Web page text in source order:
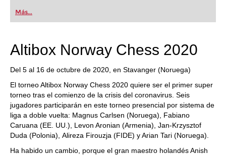
Más...
Altibox Norway Chess 2020
Del 5 al 16 de octubre de 2020, en Stavanger (Noruega)
El torneo Altibox Norway Chess 2020 quiere ser el primer super
torneo tras el comienzo de la crisis del coronavirus. Seis
jugadores participarán en este torneo presencial por sistema de
liga a doble vuelta: Magnus Carlsen (Noruega), Fabiano
Caruana (EE. UU.), Levon Aronian (Armenia), Jan-Krzysztof
Duda (Polonia), Alireza Firouzja (FIDE) y Arian Tari (Noruega).
Ha habido un cambio, porque el gran maestro holandés Anish